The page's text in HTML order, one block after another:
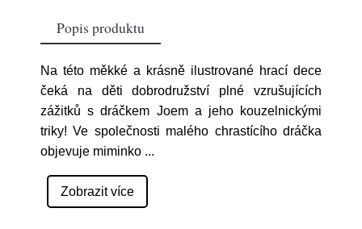
Popis produktu
Na této měkké a krásně ilustrované hrací dece
čeká na děti dobrodružství plné vzrušujících
zážitků s dráčkem Joem a jeho kouzelnickými
triky! Ve společnosti malého chrastícího dráčka
objevuje miminko ...
Zobrazit více